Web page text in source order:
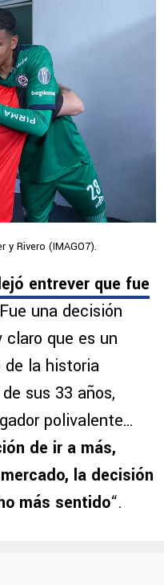
y Rivero (IMAGO7).
entrever que fue
una decisión
que es un
de la historia
sus 33 años,
polivalente…
de ir a más,
la decisión
más sentido“.